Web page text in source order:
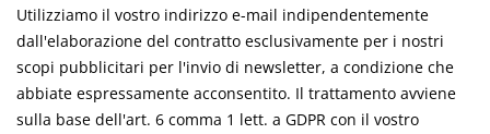
Utilizziamo il vostro indirizzo e-mail indipendentemente
dall'elaborazione del contratto esclusivamente per i nostri
scopi pubblicitari per l'invio di newsletter, a condizione che
abbiate espressamente acconsentito. Il trattamento avviene
sulla base dell'art. 6 comma 1 lett. a GDPR con il vostro